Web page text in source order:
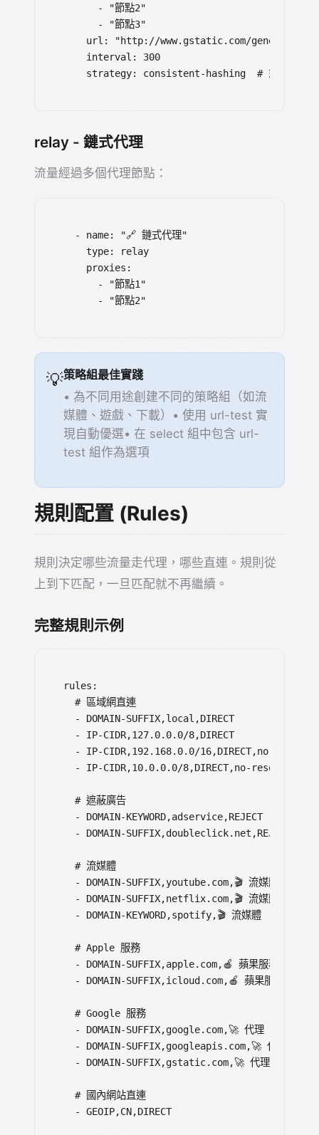
      - "節點2"
      - "節點3"
url: "http://www.gstatic.com/
    interval: 300
strategy: consistent-hashing  # 或
relay - 鏈式代理
流量經過多個代理節點：
  - name: "🔗 鏈式代理"
    type: relay
    proxies:
      - "節點1"
      - "節點2"
💡策略組最佳實踐
• 為不同用途創建不同的策略組（如流
媒體、遊戲、下載）• 使用 url-test 實
現自動優選• 在 select 組中包含 url-
test 組作為選項
規則配置 (Rules)
規則決定哪些流量走代理，哪些直連。規則從
上到下匹配，一旦匹配就不再繼續。
完整規則示例
rules:
  # 區域網直連
  - DOMAIN-SUFFIX,local,DIRECT
  - IP-CIDR,127.0.0.0/8,DIRECT
  - IP-CIDR,192.168.0.0/16,DIRECT,no-resolve
  - IP-CIDR,10.0.0.0/8,DIRECT,no-resolve
  # 遮蔽廣告
  - DOMAIN-KEYWORD,adservice,REJECT
  - DOMAIN-SUFFIX,doubleclick.net,REJECT
  # 流媒體
  - DOMAIN-SUFFIX,youtube.com,🎬 流媒體
  - DOMAIN-SUFFIX,netflix.com,🎬 流媒體
  - DOMAIN-KEYWORD,spotify,🎬 流媒體
  # Apple 服務
  - DOMAIN-SUFFIX,apple.com,🍎 蘋果服務
  - DOMAIN-SUFFIX,icloud.com,🍎 蘋果服務
  # Google 服務
  - DOMAIN-SUFFIX,google.com,🚀 代理
  - DOMAIN-SUFFIX,googleapis.com,🚀 代理
  - DOMAIN-SUFFIX,gstatic.com,🚀 代理
  # 國內網站直連
  - GEOIP,CN,DIRECT